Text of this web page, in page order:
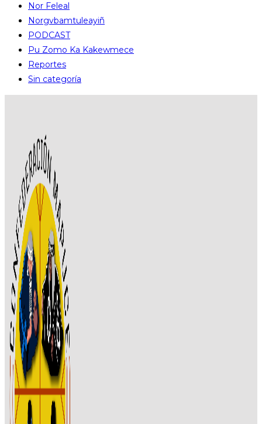
Nor Feleal
Norgvbamtuleayiñ
PODCAST
Pu Zomo Ka Kakewmece
Reportes
Sin categoría